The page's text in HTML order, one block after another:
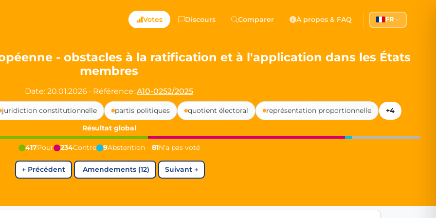
Directly Shaping Democracy
political party in Germany dedicated to digital democracy, government transparency, and citizen
PdF co-founder
youngest mayor at 19 years old
democracy").
Votes Discours Comparer À propos & FAQ FR
- obstacles à la ratification et à l'application dans les États
membres
Date: 20.01.2026 · Référence: A10-0252/2025
juridiction constitutionnelle partis politiques quotient électoral représentation proportionnelle
+4
Résultat global
417Pour 234Contre 9Abstention 81N'a pas voté
← Précédent Amendements (12) Suivant →